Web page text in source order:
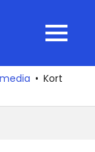
MENU
Kort